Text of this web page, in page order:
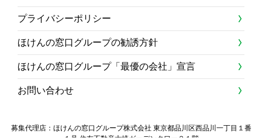
プライバシーポリシー
ほけんの窓口グループの勧誘方針
ほけんの窓口グループ「最優の会社」宣言
お問い合わせ
募集代理店：ほけんの窓口グループ株式会社 東京都品川区西品川一丁目１番